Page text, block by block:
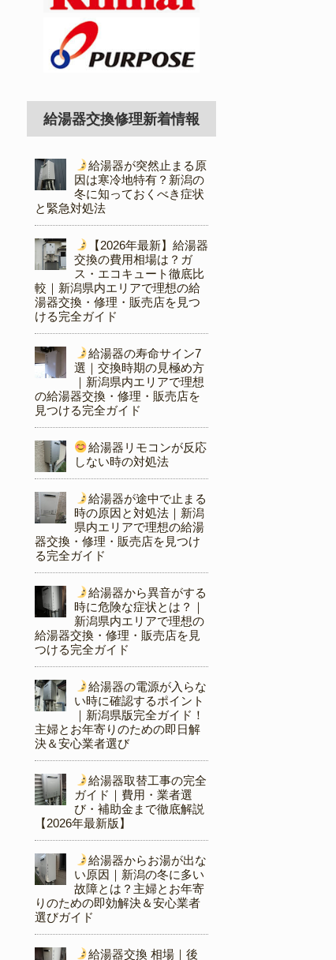
給湯器交換修理新着情報
給湯器が突然止まる原
因は寒冷地特有？新潟の
冬に知っておくべき症状
と緊急対処法
【2026年最新】給湯器
交換の費用相場は？ガ
ス・エコキュート徹底比
較｜新潟県内エリアで理想の給
湯器交換・修理・販売店を見つ
ける完全ガイド
給湯器の寿命サイン7
選｜交換時期の見極め方
｜新潟県内エリアで理想
の給湯器交換・修理・販売店を
見つける完全ガイド
給湯器リモコンが反応
しない時の対処法
給湯器が途中で止まる
時の原因と対処法｜新潟
県内エリアで理想の給湯
器交換・修理・販売店を見つけ
る完全ガイド
給湯器から異音がする
時に危険な症状とは？｜
新潟県内エリアで理想の
給湯器交換・修理・販売店を見
つける完全ガイド
給湯器の電源が入らな
い時に確認するポイント
｜新潟県版完全ガイド！
主婦とお年寄りのための即日解
決＆安心業者選び
給湯器取替工事の完全
ガイド｜費用・業者選
び・補助金まで徹底解説
【2026年最新版】
給湯器からお湯が出な
い原因｜新潟の冬に多い
故障とは？主婦とお年寄
りのための即効解決＆安心業者
選びガイド
給湯器交換 相場｜後